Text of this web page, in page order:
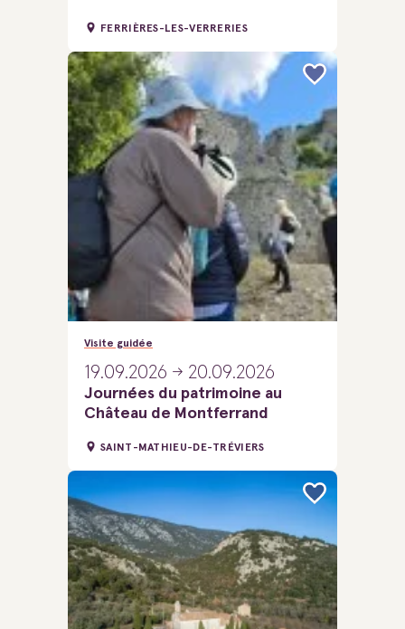
FERRIÈRES-LES-VERRERIES
Visite guidée
19.09.2026 20.09.2026
Journées du patrimoine au
Château de Montferrand
SAINT-MATHIEU-DE-TRÉVIERS